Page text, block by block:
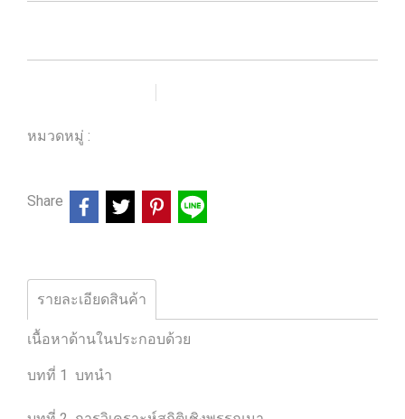
หมวดหมู่ :
Share
รายละเอียดสินค้า
เนื้อหาด้านในประกอบด้วย
บทที่ 1 บทนำ